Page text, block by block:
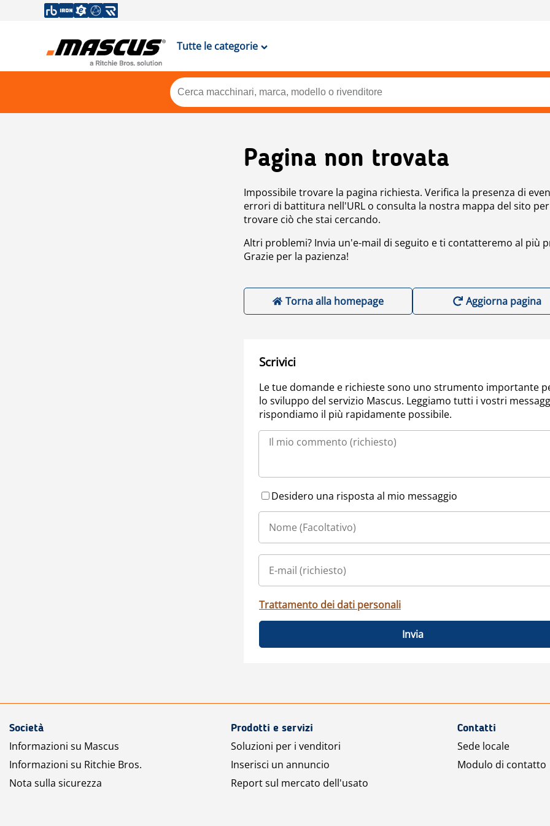
Tutte le categorie
Pagina non trovata
Impossibile trovare la pagina richiesta. Verifica la presenza di
errori di battitura nell'URL o consulta la nostra mappa del sito per
trovare ciò che stai cercando.
Altri problemi? Invia un'e-mail di seguito e ti contatteremo al più
Grazie per la pazienza!
Torna alla homepage Aggiorna pagina
Scrivici
Le tue domande e richieste sono uno strumento importante
lo sviluppo del servizio Mascus. Leggiamo tutti i vostri
rispondiamo il più rapidamente possibile.
Desidero una risposta al mio messaggio
Trattamento dei dati personali
Invia
Società
Informazioni su Mascus
Informazioni su Ritchie Bros.
Nota sulla sicurezza
Prodotti e servizi
Soluzioni per i venditori
Inserisci un annuncio
Report sul mercato dell'usato
Contatti
Sede locale
Modulo di contatto